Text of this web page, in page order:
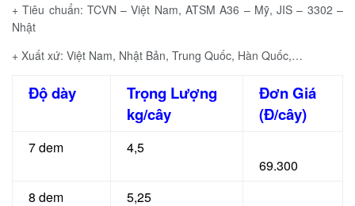
+ Tiêu chuẩn: TCVN – Việt Nam, ATSM A36 – Mỹ, JIS – 3302 –
Nhật
+ Xuất xứ: Việt Nam, Nhật Bản, Trung Quốc, Hàn Quốc,…
Độ dày
Trọng Lượng
kg/cây
Đơn Giá
(Đ/cây)
7 dem
4,5
69.300
8 dem
5,25